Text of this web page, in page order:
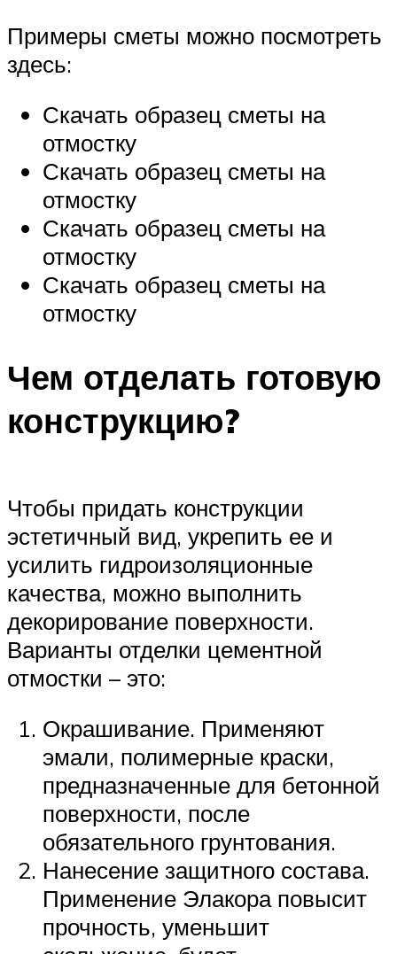
Примеры сметы можно посмотреть
здесь:
Скачать образец сметы на
отмостку
Скачать образец сметы на
отмостку
Скачать образец сметы на
отмостку
Скачать образец сметы на
отмостку
Чем отделать готовую
конструкцию?
Чтобы придать конструкции
эстетичный вид, укрепить ее и
усилить гидроизоляционные
качества, можно выполнить
декорирование поверхности.
Варианты отделки цементной
отмостки – это:
Окрашивание. Применяют
эмали, полимерные краски,
предназначенные для бетонной
поверхности, после
обязательного грунтования.
Нанесение защитного состава.
Применение Элакора повысит
прочность, уменьшит